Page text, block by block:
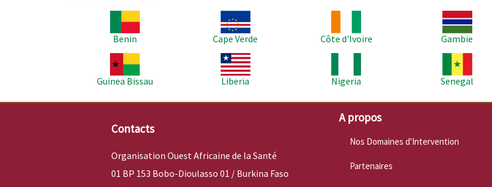
Benin
Cape Verde
Côte d'Ivoire
Gambie
Guinea Bissau
Liberia
Nigeria
Senegal
Contacts
Organisation Ouest Africaine de la Santé
01 BP 153 Bobo-Dioulasso 01 / Burkina Faso
A propos
Nos Domaines d'Intervention
Partenaires